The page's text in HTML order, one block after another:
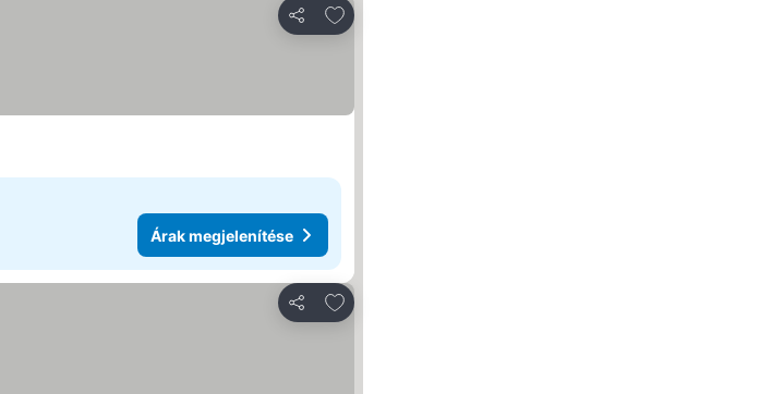
Megosztás
Hozzáadás a kedvencekhez
Árak megjelenítése
Megosztás
Hozzáadás a kedvencekhez